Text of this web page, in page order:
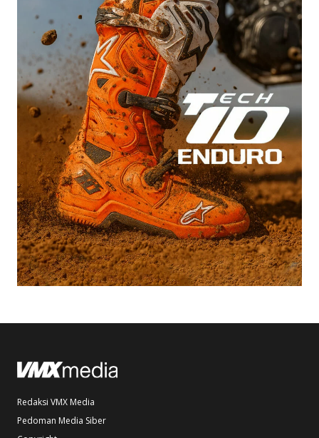
Redaksi VMX Media
Pedoman Media Siber